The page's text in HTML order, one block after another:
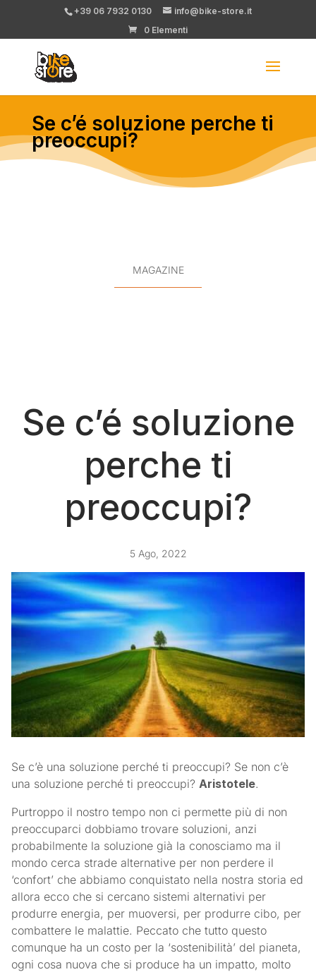
+39 06 7932 0130
info@bike-store.it
0 Elementi
Se c’é soluzione perche ti
preoccupi?
MAGAZINE
Se c’é soluzione
perche ti
preoccupi?
5 Ago, 2022
Se c’è una soluzione perché ti preoccupi? Se non c’è
una soluzione perché ti preoccupi? Aristotele.
Purtroppo il nostro tempo non ci permette più di non
preoccuparci dobbiamo trovare soluzioni, anzi
probabilmente la soluzione già la conosciamo ma il
mondo cerca strade alternative per non perdere il
‘confort’ che abbiamo conquistato nella nostra storia ed
allora ecco che si cercano sistemi alternativi per
produrre energia, per muoversi, per produrre cibo, per
combattere le malattie. Peccato che tutto questo
comunque ha un costo per la ‘sostenibilità’ del pianeta,
ogni cosa nuova che si produce ha un impatto, molto